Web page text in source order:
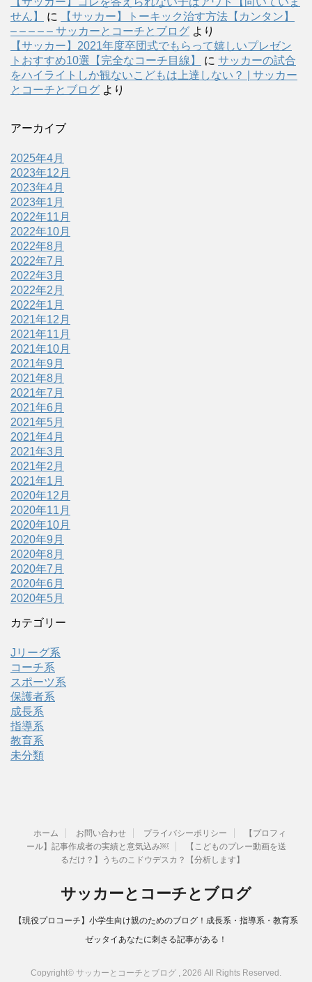
せん】
に
【サッカー】トーキック治す方法【カンタン】
– – – – – サッカーとコーチとブログ より
【サッカー】2021年度卒団式でもらって嬉しいプレゼン
トおすすめ10選【完全なコーチ目線】
に サッカーの試合
をハイライトしか観ないこどもは上達しない？ | サッカー
とコーチとブログ より
アーカイブ
2025年4月
2023年12月
2023年4月
2023年1月
2022年11月
2022年10月
2022年8月
2022年7月
2022年3月
2022年2月
2022年1月
2021年12月
2021年11月
2021年10月
2021年9月
2021年8月
2021年7月
2021年6月
2021年5月
2021年4月
2021年3月
2021年2月
2021年1月
2020年12月
2020年11月
2020年10月
2020年9月
2020年8月
2020年7月
2020年6月
2020年5月
カテゴリー
Jリーグ系
コーチ系
スポーツ系
保護者系
成長系
指導系
教育系
未分類
ホーム お問い合わせ プライバシーポリシー
【プロフィ
ール】記事作成者の実績と意気込み￼
【こどものプレー動画を送
るだけ？】うちのこドウデスカ？【分析します】
サッカーとコーチとブログ
【現役プロコーチ】小学生向け親のためのブログ！成長系・指導系・教育系
ゼッタイあなたに刺さる記事がある！
Copyright© サッカーとコーチとブログ , 2026 All Rights Reserved.